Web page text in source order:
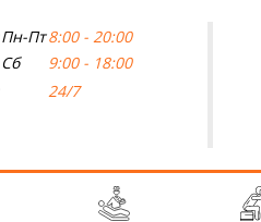
Пн-Пт
Сб
8:00 - 20:00
9:00 - 18:00
24/7